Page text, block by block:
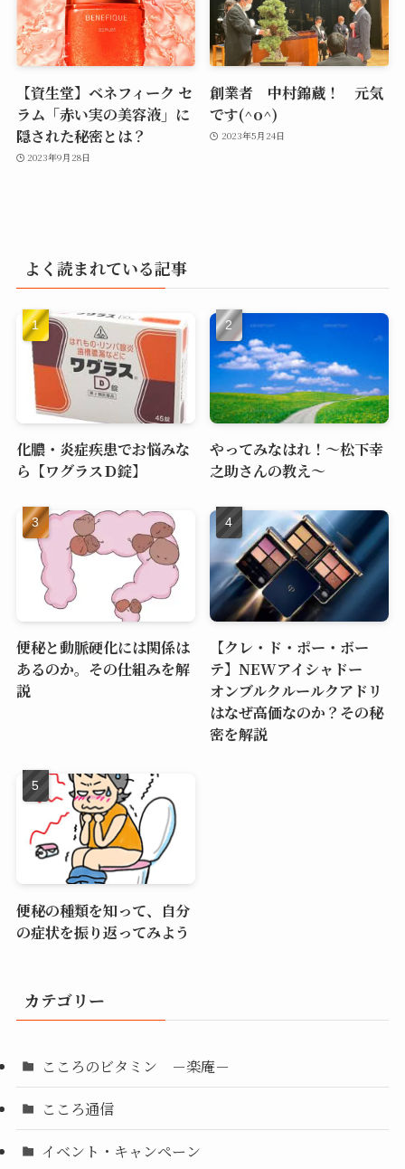
【資生堂】ベネフィーク セ
ラム「赤い実の美容液」に
隠された秘密とは？
2023年9月28日
創業者 中村錦蔵！ 元気
です(^o^)
2023年5月24日
よく読まれている記事
化膿・炎症疾患でお悩みな
ら【ワグラスＤ錠】
やってみなはれ！～松下幸
之助さんの教え～
便秘と動脈硬化には関係は
あるのか。その仕組みを解
説
【クレ・ド・ポー・ボー
テ】NEWアイシャドー
オンブルクルールクアドリ
はなぜ高価なのか？その秘
密を解説
便秘の種類を知って、自分
の症状を振り返ってみよう
カテゴリー
こころのビタミン －楽庵－
こころ通信
イベント・キャンペーン